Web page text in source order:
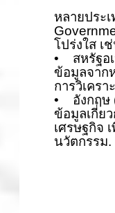
หลายประ
โปร่งใส เ
• สหรัฐอเ
ข้อมูลจาก
การวิเคร
• อังกฤษ
ข้อมูลเกี่ย
เศรษฐกิจ
นวัตกรรม.